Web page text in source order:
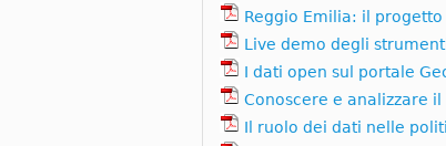
Reggio Emilia: il
Live demo degli
I dati open sul portale
Conoscere e analizzare
Il ruolo dei dati nelle